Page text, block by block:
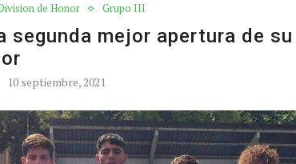
de Honor Grupo III
segunda mejor apertura de
10 septiembre, 2021